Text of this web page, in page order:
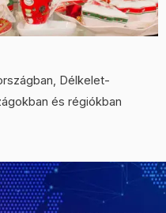
Délkelet-
és régiókban